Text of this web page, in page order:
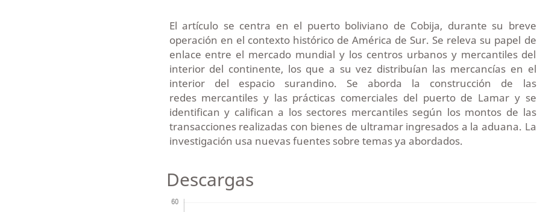
El artículo se centra en el puerto boliviano de Cobija, durante su breve
operación en el contexto histórico de América de Sur. Se releva su papel de
enlace entre el mercado mundial y los centros urbanos y mercantiles del
interior del continente, los que a su vez distribuían las mercancías en el
interior del espacio surandino. Se aborda la construcción de las
redes mercantiles y las prácticas comerciales del puerto de Lamar y se
identifican y califican a los sectores mercantiles según los montos de las
transacciones realizadas con bienes de ultramar ingresados a la aduana. La
investigación usa nuevas fuentes sobre temas ya abordados.
Descargas